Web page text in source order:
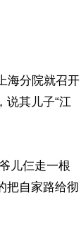
海分院就召开
说其儿子“江
儿仨走一根
把自家路给彻